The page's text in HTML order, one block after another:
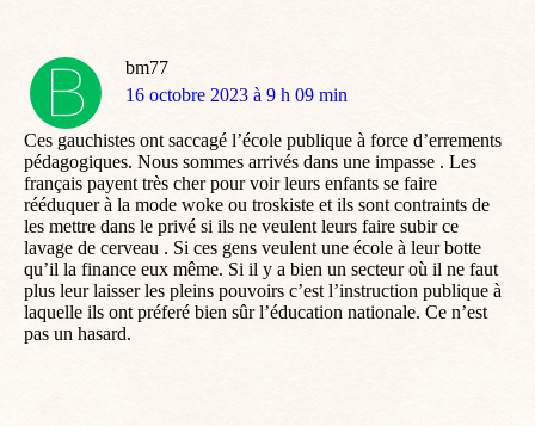
bm77
dit
16 octobre 2023 à 9 h 09 min
Ces gauchistes ont saccagé l’école publique à force d’errements
pédagogiques. Nous sommes arrivés dans une impasse . Les
français payent très cher pour voir leurs enfants se faire
rééduquer à la mode woke ou troskiste et ils sont contraints de
les mettre dans le privé si ils ne veulent leurs faire subir ce
lavage de cerveau . Si ces gens veulent une école à leur botte
qu’il la finance eux même. Si il y a bien un secteur où il ne faut
plus leur laisser les pleins pouvoirs c’est l’instruction publique à
laquelle ils ont préferé bien sûr l’éducation nationale. Ce n’est
pas un hasard.